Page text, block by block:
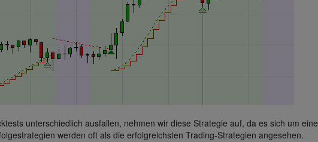
unterschiedlich ausfallen, nehmen wir diese Strategie auf, da es sich um eine
werden oft als die erfolgreichsten Trading-Strategien angesehen.